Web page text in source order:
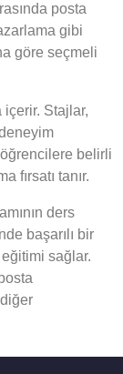
posta
gibi
göre seçmeli
içerir. Stajlar,
öğrencilere belirli
fırsatı tanır.
ders
başarılı bir
sağlar.